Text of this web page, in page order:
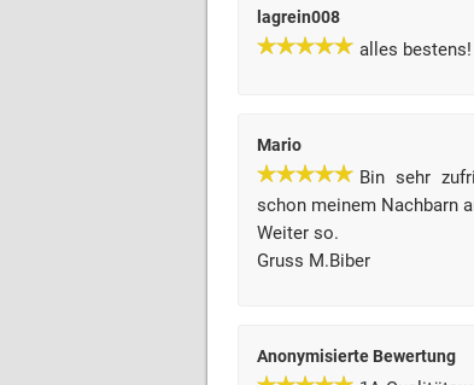
lagrein008
alles bestens!
Mario
Bin sehr
schon meinem Nachbarn
Weiter so.
Gruss M.Biber
Anonymisierte Bewertung